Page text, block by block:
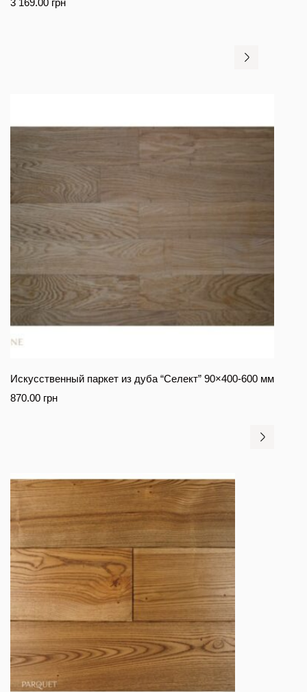
Искусственный паркет из дуба “Селект” 90×400-600 мм
870.00 грн